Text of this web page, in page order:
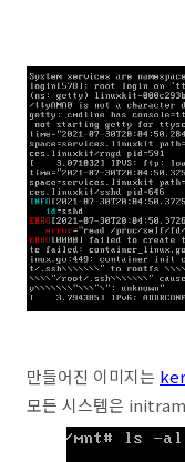
만들어진 이미지는
모든 시스템은